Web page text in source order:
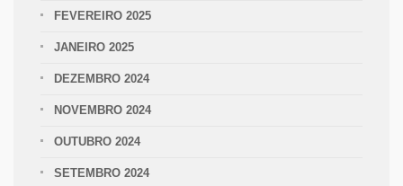
FEVEREIRO 2025
JANEIRO 2025
DEZEMBRO 2024
NOVEMBRO 2024
OUTUBRO 2024
SETEMBRO 2024